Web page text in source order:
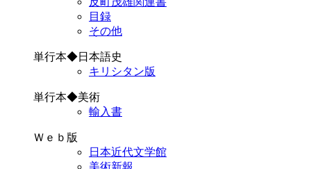
目録
その他
単行本◆日本語史
キリシタン版
単行本◆美術
輸入書
Ｗｅｂ版
日本近代文学館
美術新報